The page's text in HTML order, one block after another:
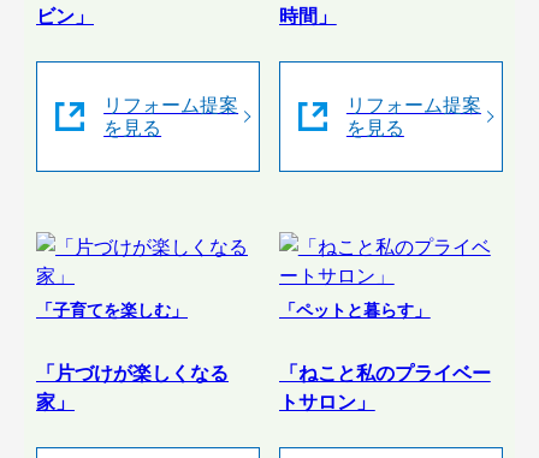
ビン」
リフォーム提案
を見る
時間」
リフォーム提案
を見る
「子育てを楽しむ」
「片づけが楽しくなる
家」
「ペットと暮らす」
「ねこと私のプライベー
トサロン」